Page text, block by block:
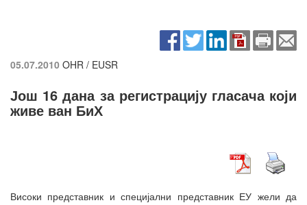
05.07.2010 OHR / EUSR
Још 16 дана за регистрацију гласача који
живе ван БиХ
Високи представник и специјални представник ЕУ жели да